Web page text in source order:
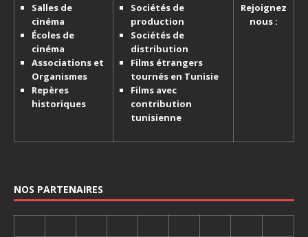
Salles de
cinéma
Écoles de
cinéma
Associations et
Organismes
Repères
historiques
Sociétés de
production
Sociétés de
distribution
Films étrangers
tournés en Tunisie
Films avec
contribution
tunisienne
Rejoignez
nous :
NOS PARTENAIRES